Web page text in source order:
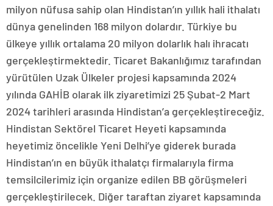
milyon nüfusa sahip olan Hindistan’ın yıllık hali ithalatı
dünya genelinden 168 milyon dolardır. Türkiye bu
ülkeye yıllık ortalama 20 milyon dolarlık halı ihracatı
gerçekleştirmektedir. Ticaret Bakanlığımız tarafından
yürütülen Uzak Ülkeler projesi kapsamında 2024
yılında GAHİB olarak ilk ziyaretimizi 25 Şubat-2 Mart
2024 tarihleri arasında Hindistan’a gerçekleştireceğiz.
Hindistan Sektörel Ticaret Heyeti kapsamında
heyetimiz öncelikle Yeni Delhi’ye giderek burada
Hindistan’ın en büyük ithalatçı firmalarıyla firma
temsilcilerimiz için organize edilen BB görüşmeleri
gerçekleştirilecek. Diğer taraftan ziyaret kapsamında